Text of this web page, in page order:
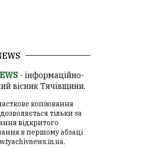
- інформаційно-
вісник Тячівщини.
копіювання
тільки за
відкритого
в першому абзаці
.